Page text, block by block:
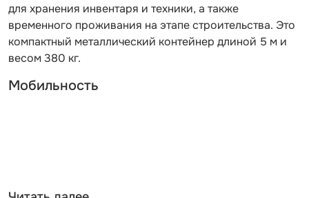
для хранения инвентаря и техники, а также
временного проживания на этапе строительства. Это
компактный металлический контейнер длиной 5 м и
весом 380 кг.
Мобильность